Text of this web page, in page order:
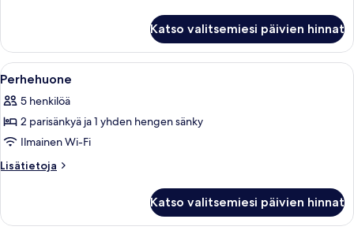
huone
Katso valitsemiesi päivien hinnat
Avaa
kaikki
huonetyypin
Perhehuone
kuvat
Puisesta mökistä inspiroitunut
6
Perhehuone
5 henkilöä
2 parisänkyä ja 1 yhden hengen sänky
Ilmainen Wi-Fi
Lisätietoja
Lisätietoja
Katso valitsemiesi päivien hinnat